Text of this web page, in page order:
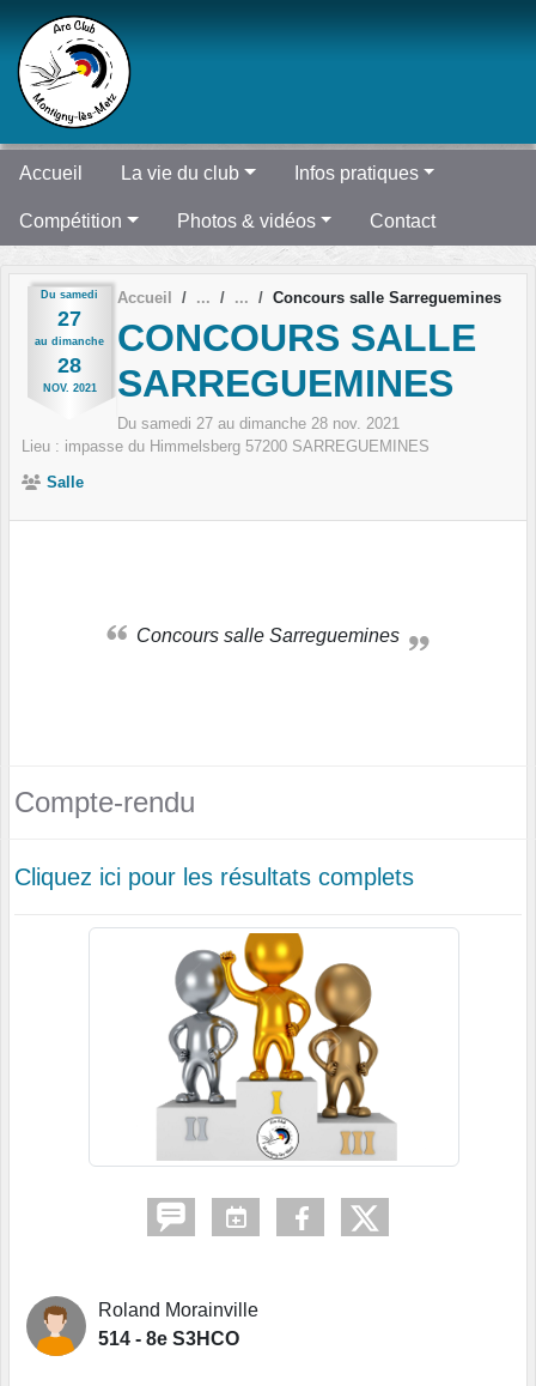
Accueil La vie du club Infos pratiques
Compétition Photos & vidéos Contact
Du samedi
27
au dimanche
28
NOV. 2021
Accueil Concours salle Sarreguemines
CONCOURS SALLE
SARREGUEMINES
Du samedi 27 au dimanche 28 nov. 2021
Lieu : impasse du Himmelsberg 57200 SARREGUEMINES
Salle
Concours salle Sarreguemines
Compte-rendu
Cliquez ici pour les résultats complets
Roland Morainville
514 - 8e S3HCO
Panneau de gestion des cookies